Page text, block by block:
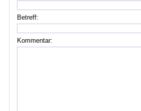
Betreff:
Kommentar: